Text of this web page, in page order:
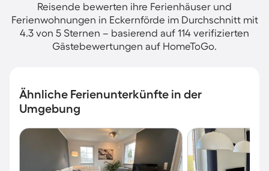
Reisende bewerten ihre Ferienhäuser und
Ferienwohnungen in Eckernförde im Durchschnitt mit
4.3 von 5 Sternen – basierend auf 114 verifizierten
Gästebewertungen auf HomeToGo.
Ähnliche Ferienunterkünfte in der
Umgebung